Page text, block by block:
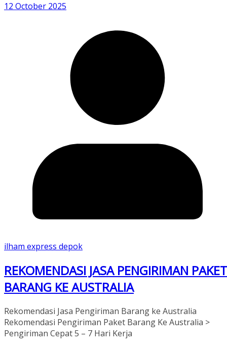
12 October 2025
ilham express depok
REKOMENDASI JASA PENGIRIMAN PAKET
BARANG KE AUSTRALIA
Rekomendasi Jasa Pengiriman Barang ke Australia
Rekomendasi Pengiriman Paket Barang Ke Australia >
Pengiriman Cepat 5 – 7 Hari Kerja